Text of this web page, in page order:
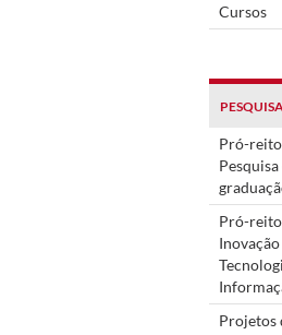
Cursos
Pró-
Pró-
Inovação
Projetos